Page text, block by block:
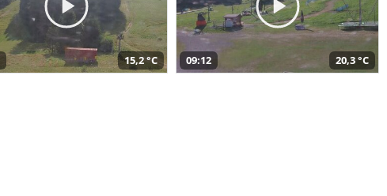
15,2 °C 09:12 20,3 °C